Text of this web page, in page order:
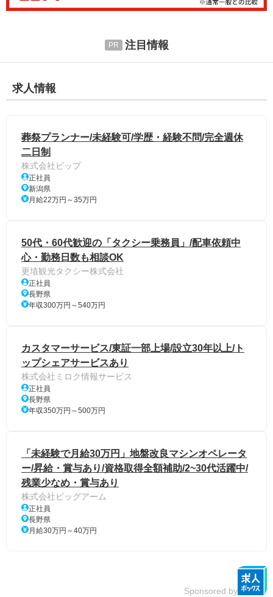
注目情報
求人情報
葬祭プランナー/未経験可/学歴・経験不問/完全週休
二日制
株式会社ビップ
正社員
新潟県
月給22万円～35万円
50代・60代歓迎の「タクシー乗務員」/配車依頼中
心・勤務日数も相談OK
更埴観光タクシー株式会社
正社員
長野県
年収300万円～540万円
カスタマーサービス/東証一部上場/設立30年以上/ト
ップシェアサービスあり
株式会社ミロク情報サービス
正社員
長野県
年収350万円～500万円
「未経験で月給30万円」地盤改良マシンオペレータ
ー/昇給・賞与あり/資格取得全額補助/2~30代活躍中/
残業少なめ・賞与あり
株式会社ビッグアーム
正社員
長野県
月給30万円～40万円
Sponsored by